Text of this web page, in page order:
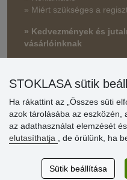
» Miért szükséges a
» Kedvezmények és
vásárlóinknak
Vásárlók
értékelése
Excellent service
Thank you.
STOKLASA sütik
Ha rákattint az „Összes süti
azok tárolásába az eszközén,
az adathasználat elemzését
elutasíthatja
, de örülünk, ha
Sütik beállítása